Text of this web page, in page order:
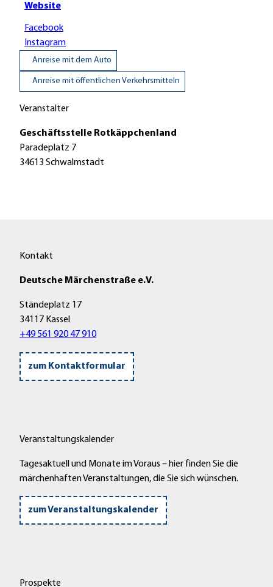
Website
Facebook
Instagram
Anreise mit dem Auto
Anreise mit öffentlichen Verkehrsmitteln
Veranstalter
Geschäftsstelle Rotkäppchenland
Paradeplatz 7
34613 Schwalmstadt
Kontakt
Deutsche Märchenstraße e.V.
Ständeplatz 17
34117 Kassel
+49 561 920 47 910
zum Kontaktformular
Veranstaltungskalender
Tagesaktuell und Monate im Voraus – hier finden Sie die
märchenhaften Veranstaltungen, die Sie sich wünschen.
zum Veranstaltungskalender
Prospekte